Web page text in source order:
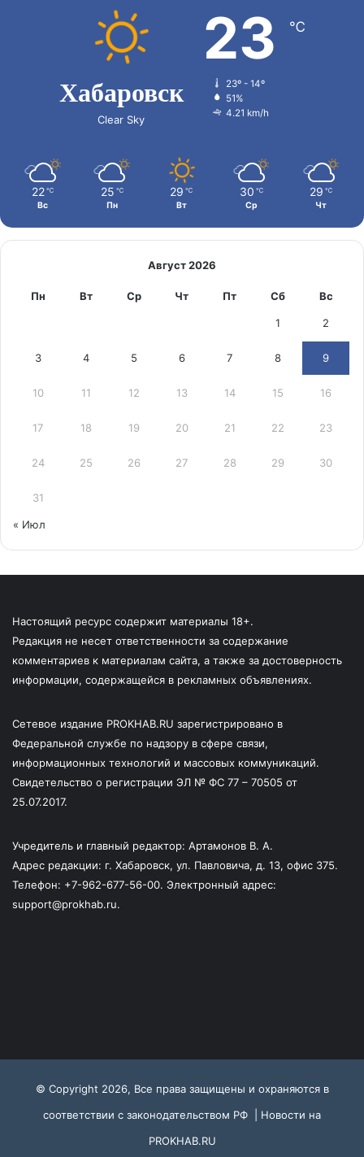
Хабаровск
Clear Sky
23 ℃
23º - 14º
51%
4.21 km/h
22 ℃
Вс
25 ℃
Пн
29 ℃
Вт
30 ℃
Ср
29 ℃
Чт
Август 2026
Пн Вт Ср Чт Пт Сб Вс
1 2
3 4 5 6 7 8 9
10 11 12 13 14 15 16
17 18 19 20 21 22 23
24 25 26 27 28 29 30
31
« Июл
Настоящий ресурс содержит материалы 18+.
Редакция не несет ответственности за содержание
комментариев к материалам сайта, а также за достоверность
информации, содержащейся в рекламных объявлениях.
Сетевое издание PROKHAB.RU зарегистрировано в
Федеральной службе по надзору в сфере связи,
информационных технологий и массовых коммуникаций.
Свидетельство о регистрации ЭЛ № ФС 77 – 70505 от
25.07.2017.
Учредитель и главный редактор: Артамонов В. А.
Адрес редакции: г. Хабаровск, ул. Павловича, д. 13, офис 375.
Телефон: +7-962-677-56-00. Электронный адрес:
support@prokhab.ru.
© Copyright 2026, Все права защищены и охраняются в
соответствии с законодательством РФ | Новости на
PROKHAB.RU